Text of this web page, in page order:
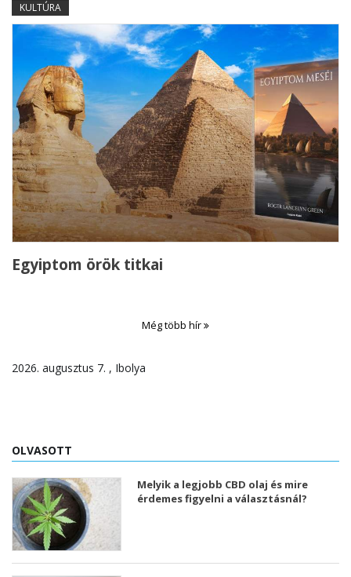
KULTÚRA
Egyiptom örök titkai
Még több hír
2026. augusztus 7. , Ibolya
OLVASOTT
Melyik a legjobb CBD olaj és mire
érdemes figyelni a választásnál?